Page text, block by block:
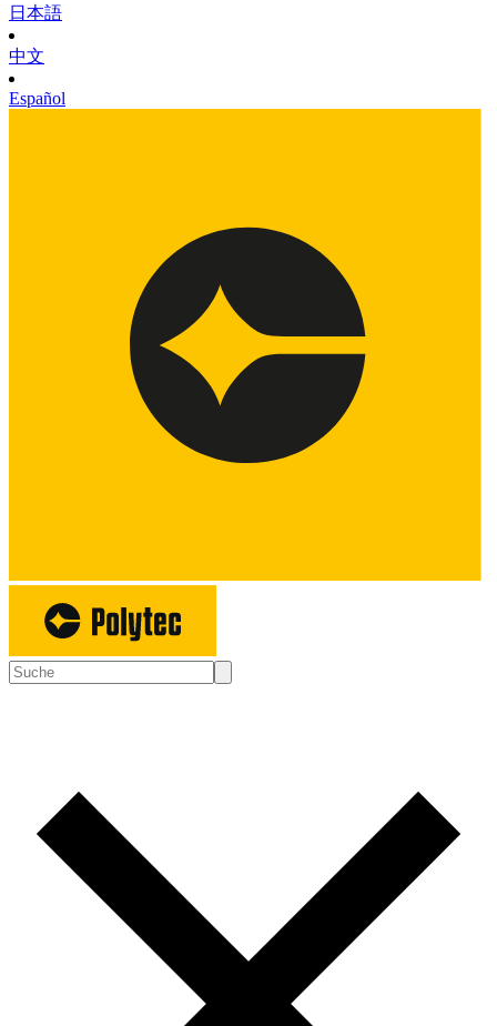
日本語
中文
Español